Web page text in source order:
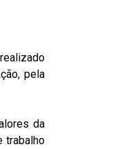
pela
da
trabalho